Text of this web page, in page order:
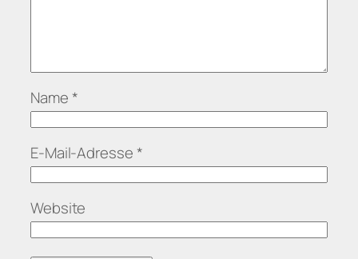
Name *
E-Mail-Adresse *
Website